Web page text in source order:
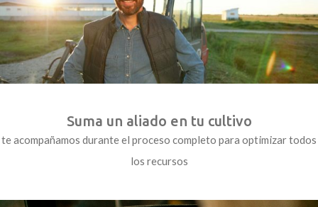
Suma un aliado en tu cultivo
te acompañamos durante el proceso completo para optimizar todos
los recursos